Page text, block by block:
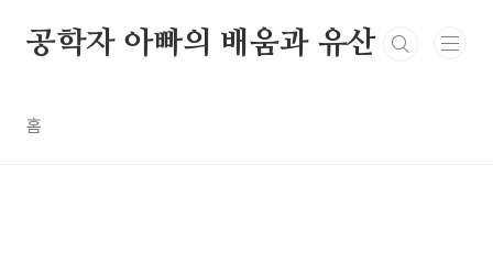
공학자 아빠의 배움과 유산
홈